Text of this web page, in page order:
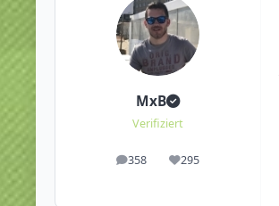
MxB
Verifiziert
358
Beiträge 295
Reputation